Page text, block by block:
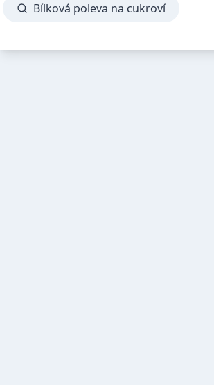
Bílková poleva na cukroví